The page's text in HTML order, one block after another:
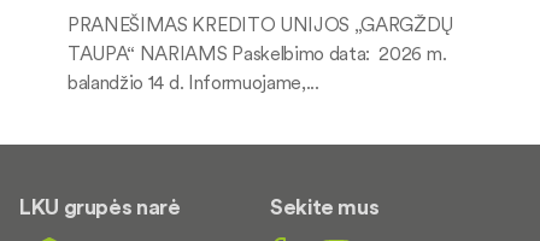
PRANEŠIMAS KREDITO UNIJOS „GARGŽDŲ
TAUPA“ NARIAMS Paskelbimo data: 2026 m.
balandžio 14 d. Informuojame,...
LKU grupės narė Sekite mus